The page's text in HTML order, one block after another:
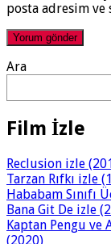
posta adresim ve
Ara
Film İzle
Reclusion izle
Tarzan Rıfkı izle
Hababam Sınıfı
Bana Git De izle
Kaptan Pengu ve
(2020)